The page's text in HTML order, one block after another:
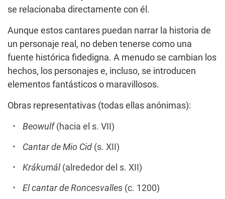
se relacionaba directamente con él.
Aunque estos cantares puedan narrar la historia de
un personaje real, no deben tenerse como una
fuente histórica fidedigna. A menudo se cambian los
hechos, los personajes e, incluso, se introducen
elementos fantásticos o maravillosos.
Obras representativas (todas ellas anónimas):
Beowulf(hacia el s. VII)
Cantar de Mio Cid (s. XII)
Krákumál (alrededor del s. XII)
El cantar de Roncesvalles (c. 1200)